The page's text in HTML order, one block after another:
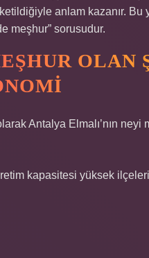
anlam kazanır.
meşhur” sorusudur.
OLAN
Antalya Elmalı’nın neyi
kapasitesi yüksek